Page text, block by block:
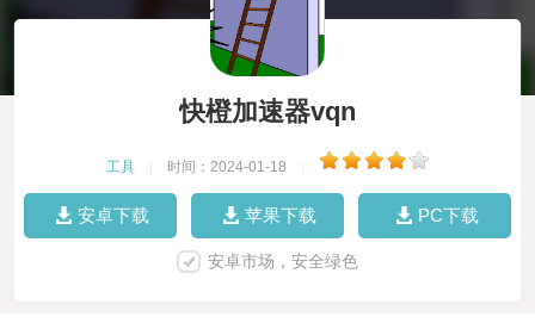
快橙加速器vqn
工具 时间：2024-01-18
安卓下载 苹果下载 PC下载
安卓市场，安全绿色